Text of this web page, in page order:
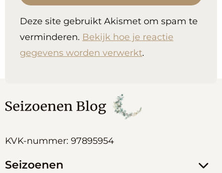
Deze site gebruikt Akismet om spam te
verminderen. Bekijk hoe je reactie
gegevens worden verwerkt.
KVK-nummer: 97895954
Seizoenen